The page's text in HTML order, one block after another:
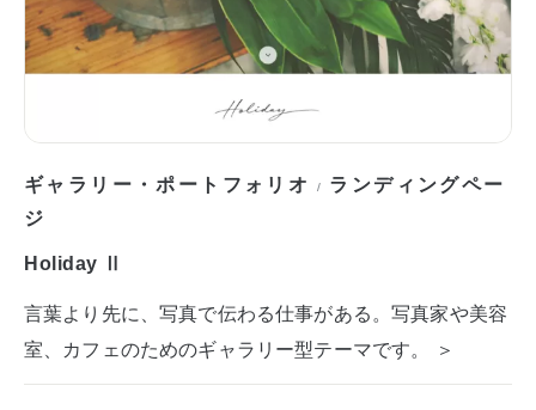
ギャラリー・ポートフォリオ / ランディングペー
ジ
Holiday Ⅱ
言葉より先に、写真で伝わる仕事がある。写真家や美容
室、カフェのためのギャラリー型テーマです。 ＞